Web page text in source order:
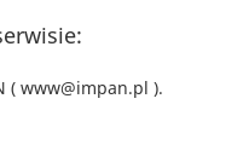
( www@impan.pl ).